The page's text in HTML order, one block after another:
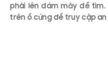
phải lên đám mây để tìm.
trên ổ cứng để truy cập